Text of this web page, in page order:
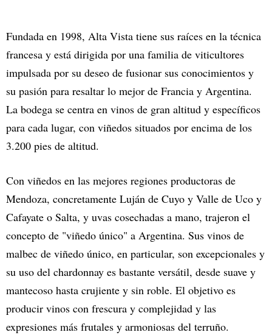
Fundada en 1998, Alta Vista tiene sus raíces en la técnica
francesa y está dirigida por una familia de viticultores
impulsada por su deseo de fusionar sus conocimientos y
su pasión para resaltar lo mejor de Francia y Argentina.
La bodega se centra en vinos de gran altitud y específicos
para cada lugar, con viñedos situados por encima de los
3.200 pies de altitud.
Con viñedos en las mejores regiones productoras de
Mendoza, concretamente Luján de Cuyo y Valle de Uco y
Cafayate o Salta, y uvas cosechadas a mano, trajeron el
concepto de "viñedo único" a Argentina. Sus vinos de
malbec de viñedo único, en particular, son excepcionales y
su uso del chardonnay es bastante versátil, desde suave y
mantecoso hasta crujiente y sin roble. El objetivo es
producir vinos con frescura y complejidad y las
expresiones más frutales y armoniosas del terruño.